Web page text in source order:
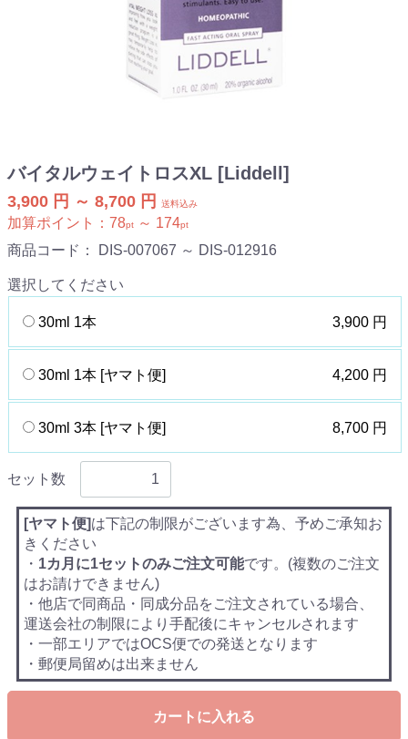
バイタルウェイトロスXL [Liddell]
3,900 円 ～ 8,700 円 送料込み
加算ポイント： 78pt ～ 174pt
商品コード： DIS-007067 ～ DIS-012916
選択してください
30ml 1本 3,900 円
30ml 1本 [ヤマト便] 4,200 円
30ml 3本 [ヤマト便] 8,700 円
セット数
[ヤマト便]は下記の制限がございます為、予めご承知お
きください
・ 1カ月に1セットのみご注文可能です。(複数のご注文
はお請けできません)
・他店で同商品・同成分品をご注文されている場合、
運送会社の制限により手配後にキャンセルされます
・一部エリアではOCS便での発送となります
・郵便局留めは出来ません
カートに入れる